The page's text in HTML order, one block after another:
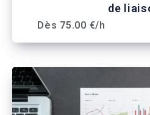
de
Dès 75.00 €/h